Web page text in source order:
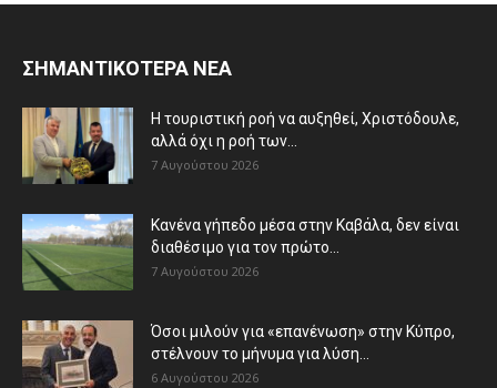
ΣΗΜΑΝΤΙΚΟΤΕΡΑ ΝΕΑ
Η τουριστική ροή να αυξηθεί, Χριστόδουλε,
αλλά όχι η ροή των...
7 Αυγούστου 2026
Κανένα γήπεδο μέσα στην Καβάλα, δεν είναι
διαθέσιμο για τον πρώτο...
7 Αυγούστου 2026
Όσοι μιλούν για «επανένωση» στην Κύπρο,
στέλνουν το μήνυμα για λύση...
6 Αυγούστου 2026